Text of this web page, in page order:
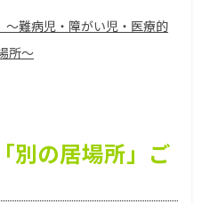
～難病児・障がい児・医療的
所～
別の居場所」ご